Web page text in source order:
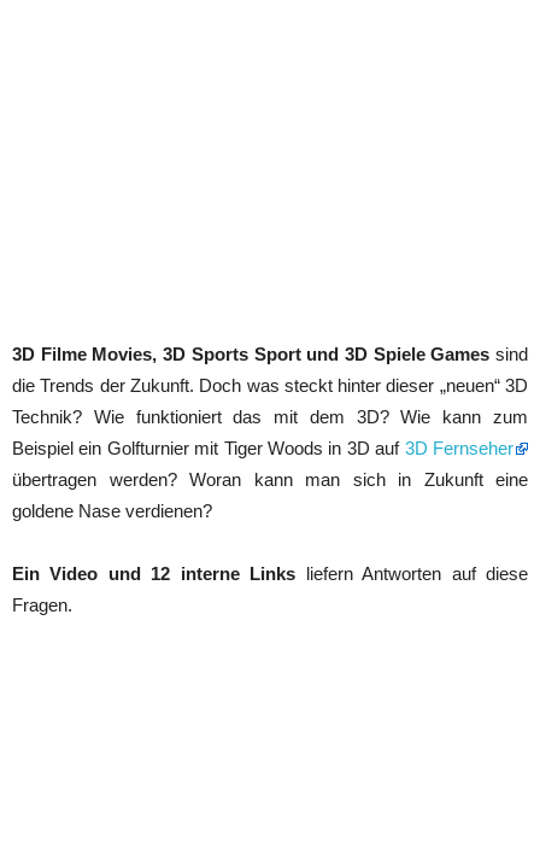
3D Filme Movies, 3D Sports Sport und 3D Spiele Games sind
die Trends der Zukunft. Doch was steckt hinter dieser „neuen“ 3D
Technik? Wie funktioniert das mit dem 3D? Wie kann zum
Beispiel ein Golfturnier mit Tiger Woods in 3D auf 3D Fernseher
übertragen werden? Woran kann man sich in Zukunft eine
goldene Nase verdienen?
Ein Video und 12 interne Links liefern Antworten auf diese
Fragen.